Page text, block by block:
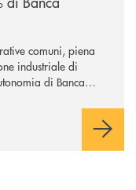
comuni, piena
industriale di
di Banca
dell’operazione.